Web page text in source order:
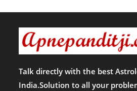
Talk directly with the best
India.Solution to all your